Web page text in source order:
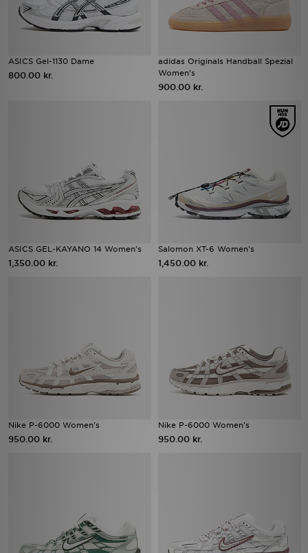
ASICS Gel-1130 Dame
800.00 kr.
adidas Originals Handball Spezial
Women's
900.00 kr.
ASICS GEL-KAYANO 14 Women's
1,350.00 kr.
Salomon XT-6 Women's
1,450.00 kr.
Nike P-6000 Women's
950.00 kr.
Nike P-6000 Women's
950.00 kr.